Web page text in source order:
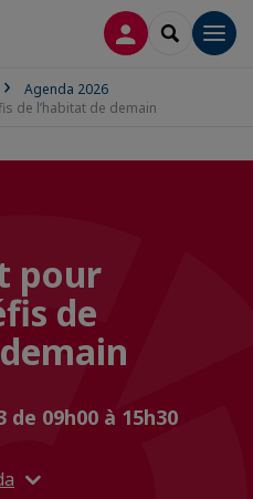
CONNEXION
Agenda 2026
de l’habitat de demain
pour
de
de 09h00 à 15h30